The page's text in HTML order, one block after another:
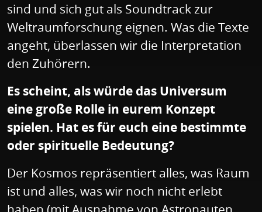
sind und sich gut als Soundtrack zur
Weltraumforschung eignen. Was die Texte
angeht, überlassen wir die Interpretation
den Zuhörern.
Es scheint, als würde das Universum
eine große Rolle in eurem Konzept
spielen. Hat es für euch eine bestimmte
oder spirituelle Bedeutung?
Der Kosmos repräsentiert alles, was Raum
ist und alles, was wir noch nicht erlebt